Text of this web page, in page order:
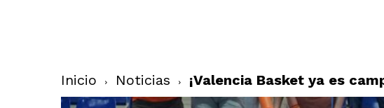
Inicio Noticias ¡Valencia Basket ya es